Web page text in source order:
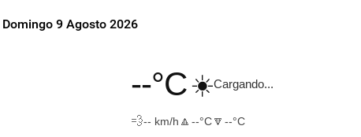
Domingo 9 Agosto 2026
--°C☀️Cargando...
💨-- km/h 🔼 --°C🔽 --°C